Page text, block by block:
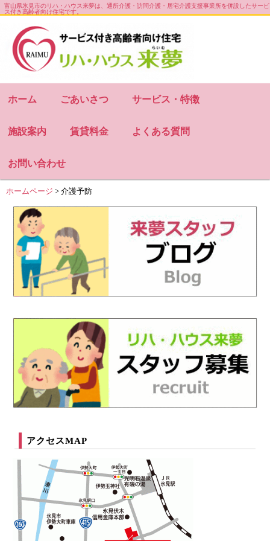
富山県氷見市のリハ・ハウス来夢は、通所介護・訪問介護・居宅介護支援事業所を併設したサービ
ス付き高齢者向け住宅です。
お知らせ 会社概要 サイトマップ
ホーム ごあいさつ サービス・特徴
施設案内 賃貸料金 よくある質問
お問い合わせ
ホームページ > 介護予防
アクセスMAP